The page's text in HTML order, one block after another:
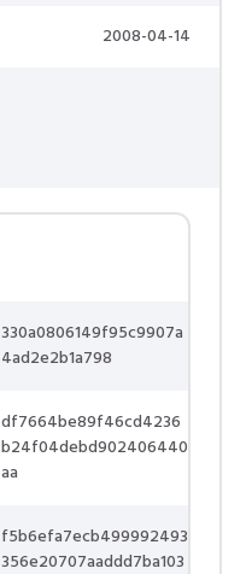
2008-04-14
330a0806149f95c9907a
4ad2e2b1a798
df7664be89f46cd4236
b24f04debd902406440
aa
f5b6efa7ecb499992493
356e20707aaddd7ba103